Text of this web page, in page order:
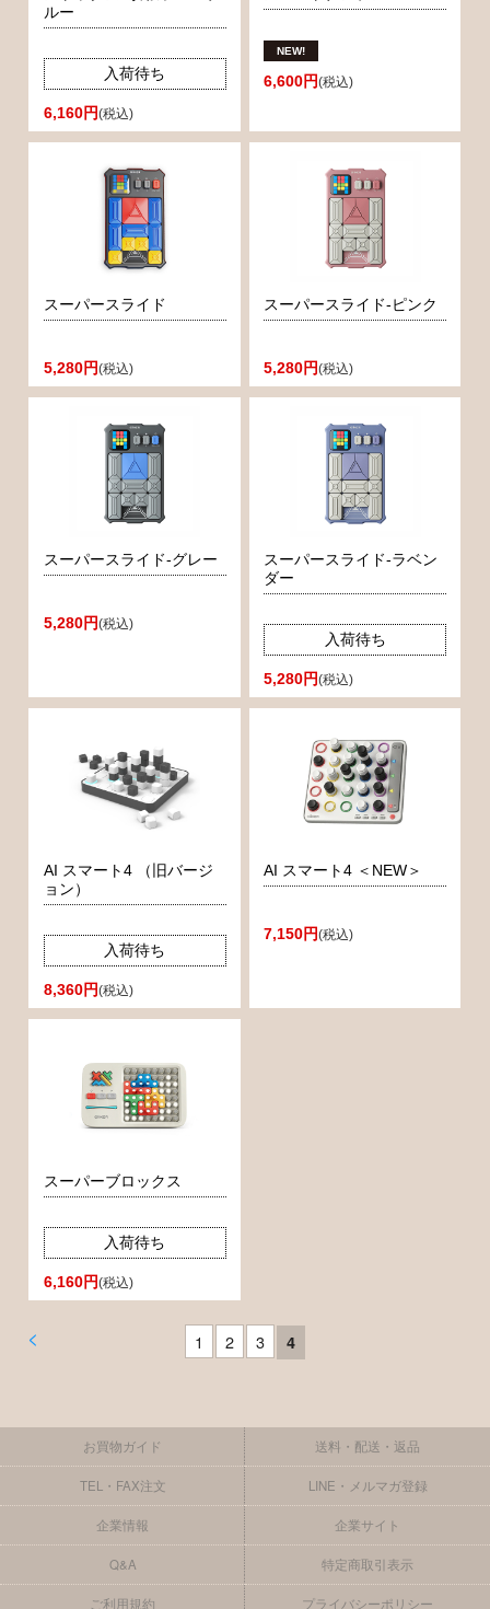
ルー
入荷待ち
6,160円(税込)
6,600円(税込)
スーパースライド
5,280円(税込)
スーパースライド-ピンク
5,280円(税込)
スーパースライド-グレー
5,280円(税込)
スーパースライド-ラベン
ダー
入荷待ち
5,280円(税込)
AI スマート4 （旧バージ
ョン）
入荷待ち
8,360円(税込)
AI スマート4 ＜NEW＞
7,150円(税込)
スーパーブロックス
入荷待ち
6,160円(税込)
< 1 2 3 4
お買物ガイド 送料・配送・返品
TEL・FAX注文 LINE・メルマガ登録
企業情報 企業サイト
Q&A 特定商取引表示
ご利用規約 プライバシーポリシー